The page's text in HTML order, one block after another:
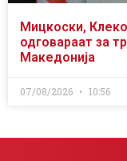
Мицкоски,
одговараат за
Македонија
07/08/2026 10:56